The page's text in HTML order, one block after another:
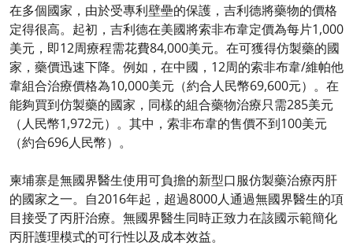
在多個國家，由於受專利壁壘的保護，吉利德將藥物的價格
定得很高。起初，吉利德在美國將索非布韋定價為每片1,000
美元，即12周療程需花費84,000美元。在可獲得仿製藥的國
家，藥價迅速下降。例如，在中國，12周的索非布韋/維帕他
韋組合治療價格為10,000美元（約合人民幣69,600元）。在
能夠買到仿製藥的國家，同樣的組合藥物治療只需285美元
（人民幣1,972元）。其中，索非布韋的售價不到100美元
（約合696人民幣）。
柬埔寨是無國界醫生使用可負擔的新型口服仿製藥治療丙肝
的國家之一。自2016年起，超過8000人通過無國界醫生的項
目接受了丙肝治療。無國界醫生同時正致力在該國示範簡化
丙肝護理模式的可行性以及成本效益。